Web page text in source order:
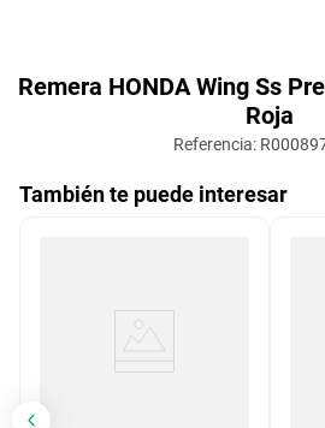
Remera HONDA Wing Ss
Roja
Referencia:
También te puede interesar